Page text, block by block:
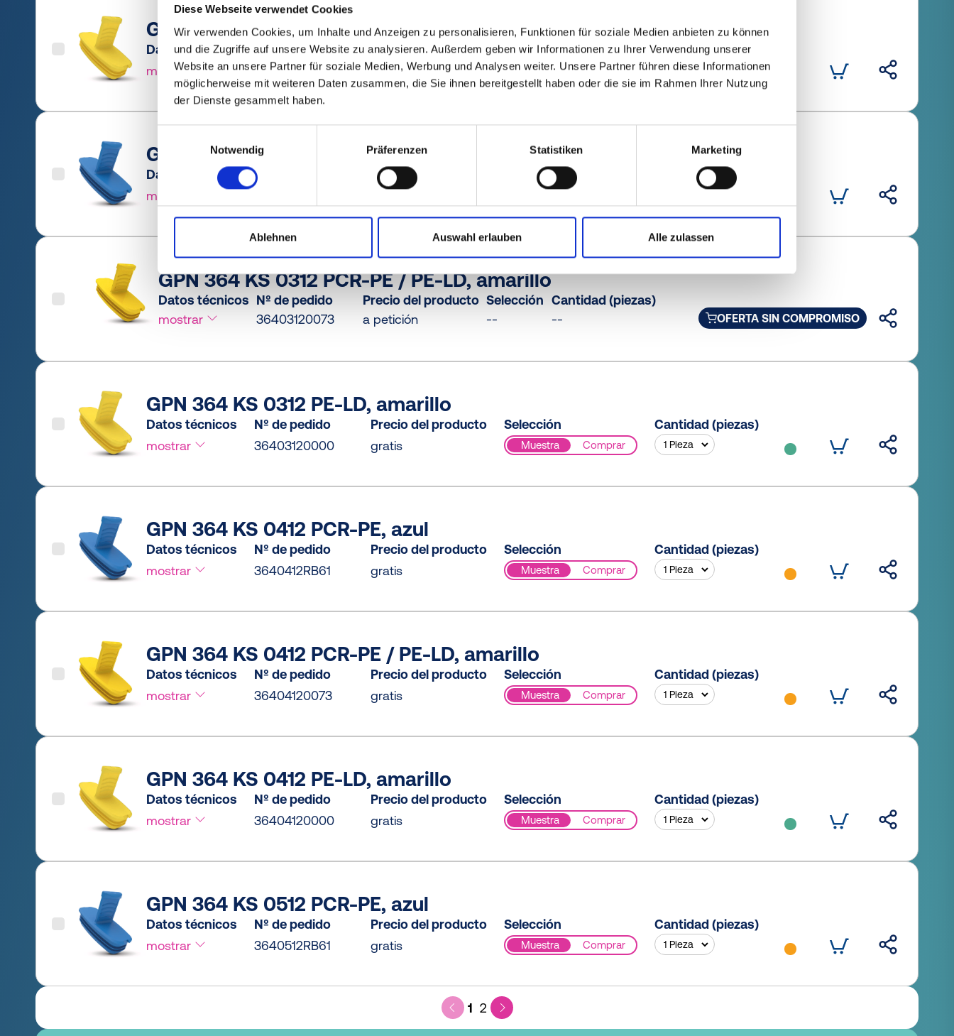
Diese Webseite verwendet Cookies
Wir verwenden Cookies, um Inhalte und Anzeigen zu personalisieren, Funktionen für soziale Medien anbieten zu können
und die Zugriffe auf unsere Website zu analysieren. Außerdem geben wir Informationen zu Ihrer Verwendung unserer
Website an unsere Partner für soziale Medien, Werbung und Analysen weiter. Unsere Partner führen diese Informationen
möglicherweise mit weiteren Daten zusammen, die Sie ihnen bereitgestellt haben oder die sie im Rahmen Ihrer Nutzung
der Dienste gesammelt haben.
Notwendig
Präferenzen Statistiken Marketing
Ablehnen Auswahl erlauben Alle zulassen
GPN 364 KS 0212 PE-LD, amarillo
Datos técnicos
mostrar
Nº de pedido
36402120000
Precio del producto
gratis
Selección
Muestra Comprar
Cantidad (piezas)
GPN 364 KS 0312 PCR-PE, azul
Datos técnicos
mostrar
Nº de pedido
Precio del producto
Selección Cantidad (piezas)
GPN 364 KS 0312 PCR-PE / PE-LD, amarillo
Datos técnicos
mostrar
Nº de pedido
36403120073
Precio del producto
a petición
Selección
--
Cantidad (piezas)
--
OFERTA SIN COMPROMISO
GPN 364 KS 0312 PE-LD, amarillo
Datos técnicos
mostrar
Nº de pedido
36403120000
Precio del producto
gratis
Selección
Muestra Comprar
Cantidad (piezas)
GPN 364 KS 0412 PCR-PE, azul
Datos técnicos
mostrar
Nº de pedido
3640412RB61
Precio del producto
gratis
Selección
Muestra Comprar
Cantidad (piezas)
GPN 364 KS 0412 PCR-PE / PE-LD, amarillo
Datos técnicos
mostrar
Nº de pedido
36404120073
Precio del producto
gratis
Selección
Muestra Comprar
Cantidad (piezas)
GPN 364 KS 0412 PE-LD, amarillo
Datos técnicos
mostrar
Nº de pedido
36404120000
Precio del producto
gratis
Selección
Muestra Comprar
Cantidad (piezas)
GPN 364 KS 0512 PCR-PE, azul
Datos técnicos
mostrar
Nº de pedido
3640512RB61
Precio del producto
gratis
Selección
Muestra Comprar
Cantidad (piezas)
1 2